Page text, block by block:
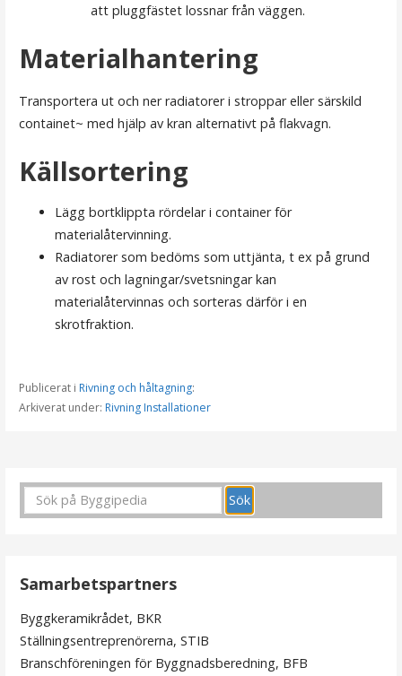
att pluggfästet lossnar från väggen.
Materialhantering
Transportera ut och ner radiatorer i stroppar eller särskild
containet~ med hjälp av kran alternativt på flakvagn.
Källsortering
Lägg bortklippta rördelar i container för
materialåtervinning.
Radiatorer som bedöms som uttjänta, t ex på grund
av rost och lagningar/svetsningar kan
materialåtervinnas och sorteras därför i en
skrotfraktion.
Publicerat i Rivning och håltagning:
Arkiverat under: Rivning Installationer
g
Samarbetspartners
Byggkeramikrådet, BKR
Ställningsentreprenörerna, STIB
Branschföreningen för Byggnadsberedning, BFB